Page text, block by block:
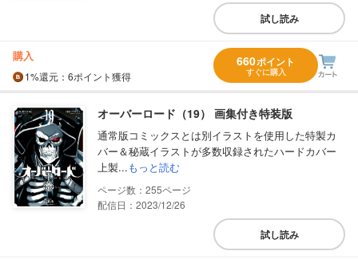
試し読み
購入
1%還元 ：6ポイント獲得
660ポイント
すぐに購入
オーバーロード（19） 画集付き特装版
通常版コミックスとは別イラストを使用した特製カ
バー＆秘蔵イラストが多数収録されたハードカバー
上製...もっと読む
255
配信日：2023/12/26
試し読み